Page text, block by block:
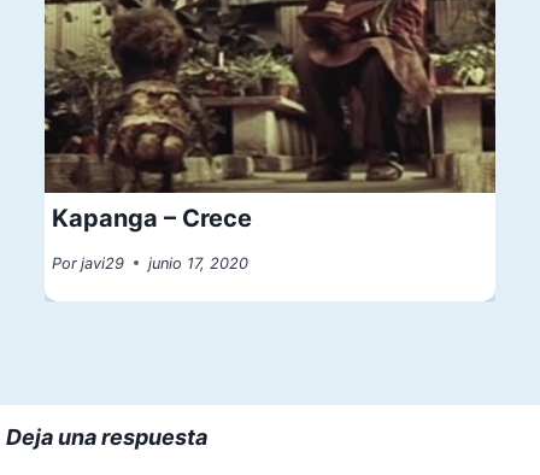
Kapanga – Crece
Por javi29 junio 17, 2020
Deja una respuesta